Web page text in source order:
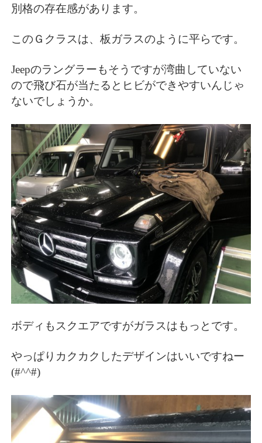
別格の存在感があります。
このＧクラスは、板ガラスのように平らです。
Jeepのラングラーもそうですが湾曲していない
ので飛び石が当たるとヒビができやすいんじゃ
ないでしょうか。
ボディもスクエアですがガラスはもっとです。
やっぱりカクカクしたデザインはいいですねー
(#^^#)